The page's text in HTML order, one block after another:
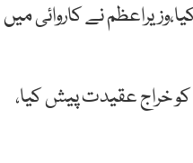
نے کاروائی میں
خراج عقیدت پیش کیا،